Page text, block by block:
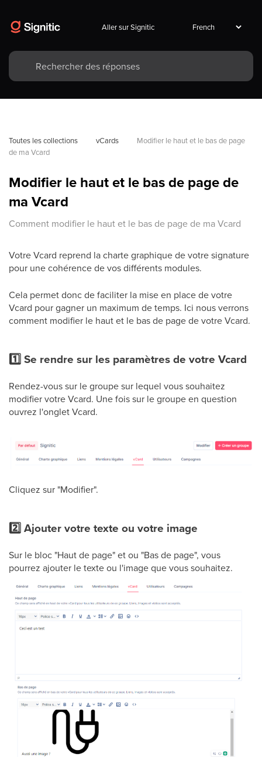
Aller sur Signitic
Toutes les collections vCards
Modifier le haut et le bas de page
de ma Vcard
Modifier le haut et le bas de page de
ma Vcard
Comment modifier le haut et le bas de page de ma Vcard
Votre Vcard reprend la charte graphique de votre signature
pour une cohérence de vos différents modules.
Cela permet donc de faciliter la mise en place de votre
Vcard pour gagner un maximum de temps. Ici nous verrons
comment modifier le haut et le bas de page de votre Vcard.
1️⃣ Se rendre sur les paramètres de votre Vcard
Rendez-vous sur le groupe sur lequel vous souhaitez
modifier votre Vcard. Une fois sur le groupe en question
ouvrez l'onglet Vcard.
Cliquez sur "Modifier".
2️⃣ Ajouter votre texte ou votre image
Sur le bloc "Haut de page" et ou "Bas de page", vous
pourrez ajouter le texte ou l'image que vous souhaitez.